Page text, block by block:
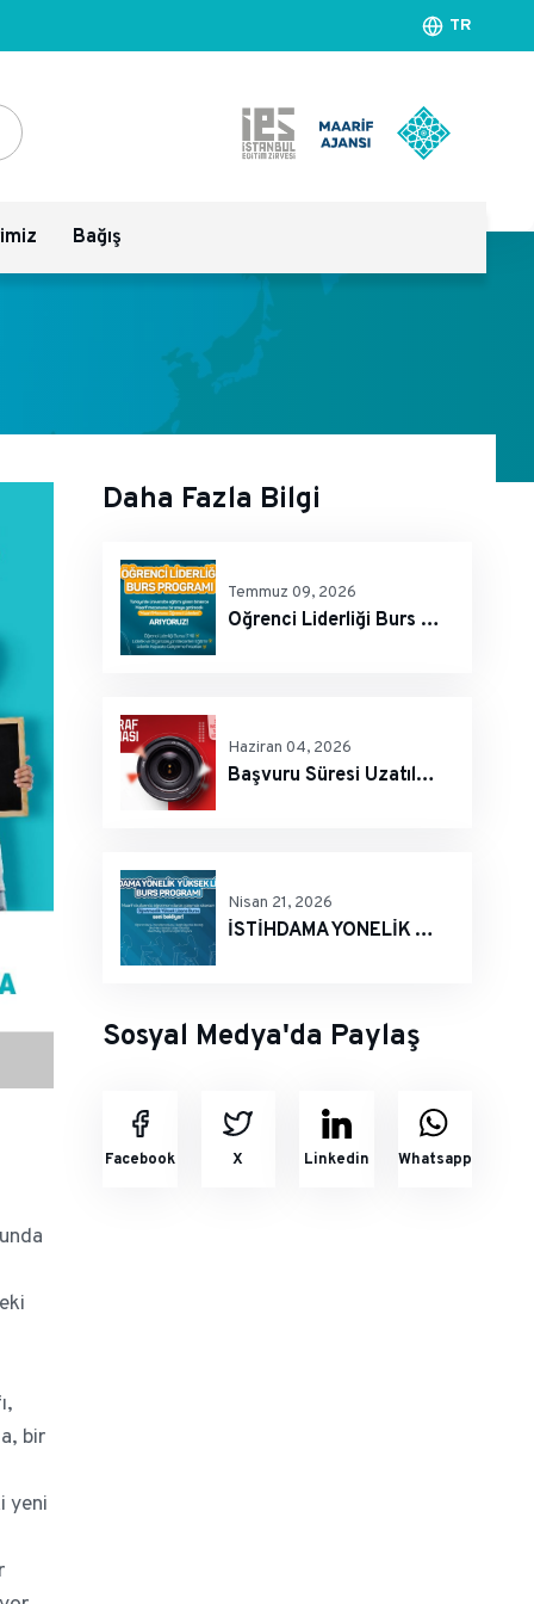
TR
Bağış
bir
yeni
Daha Fazla Bilgi
Temmuz 09, 2026
Öğrenci Liderliği Burs Programı
Haziran 04, 2026
Başvuru Süresi Uzatıldı - VII. ULUSLARARASI MAARİF FOTOĞRAF YARIŞMASI
Nisan 21, 2026
İSTİHDAMA YÖNELİK YÜKSEK LİSANS BURS PROGRAMI
Sosyal Medya'da Paylaş
Facebook X Linkedin Whatsapp